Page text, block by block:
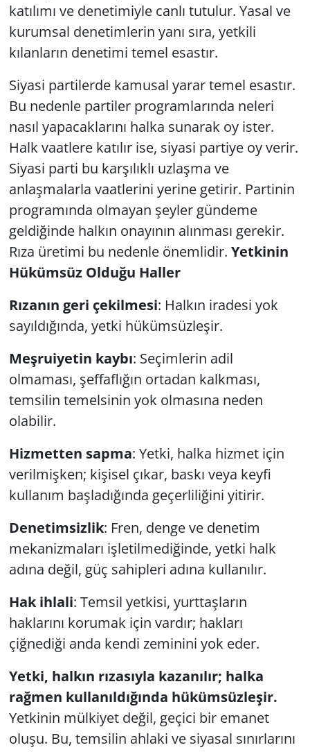
katılımı ve denetimiyle canlı tutulur. Yasal ve
kurumsal denetimlerin yanı sıra, yetkili
kılanların denetimi temel esastır.
Siyasi partilerde kamusal yarar temel esastır.
Bu nedenle partiler programlarında neleri
nasıl yapacaklarını halka sunarak oy ister.
Halk vaatlere katılır ise, siyasi partiye oy verir.
Siyasi parti bu karşılıklı uzlaşma ve
anlaşmalarla vaatlerini yerine getirir. Partinin
programında olmayan şeyler gündeme
geldiğinde halkın onayının alınması gerekir.
Rıza üretimi bu nedenle önemlidir. Yetkinin
Hükümsüz Olduğu Haller
Rızanın geri çekilmesi: Halkın iradesi yok
sayıldığında, yetki hükümsüzleşir.
Meşruiyetin kaybı: Seçimlerin adil
olmaması, şeffaflığın ortadan kalkması,
temsilin temelsinin yok olmasına neden
olabilir.
Hizmetten sapma: Yetki, halka hizmet için
verilmişken; kişisel çıkar, baskı veya keyfi
kullanım başladığında geçerliliğini yitirir.
Denetimsizlik: Fren, denge ve denetim
mekanizmaları işletilmediğinde, yetki halk
adına değil, güç sahipleri adına kullanılır.
Hak ihlali: Temsil yetkisi, yurttaşların
haklarını korumak için vardır; hakları
çiğnediği anda kendi zeminini yok eder.
Yetki, halkın rızasıyla kazanılır; halka
rağmen kullanıldığında hükümsüzleşir.
Yetkinin mülkiyet değil, geçici bir emanet
oluşu. Bu, temsilin ahlaki ve siyasal sınırlarını